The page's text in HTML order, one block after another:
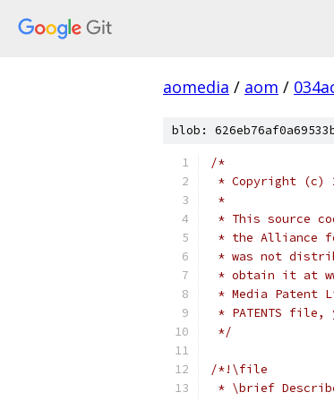
aomedia / aom /
blob:
/*
* Copyright (c)
*
* This source
* the Alliance
* was not
* obtain it at
* Media Patent
* PATENTS
*/
/*!\file
* \brief